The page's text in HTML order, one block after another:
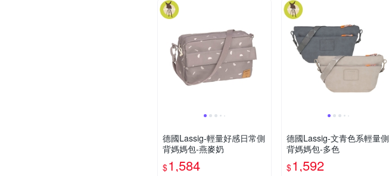
德國Lassig-輕量好感日常側
背媽媽包-燕麥奶
$1,584
德國Lassig-文青色系輕量側
背媽媽包-多色
$1,592